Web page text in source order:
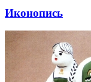
Иконопись